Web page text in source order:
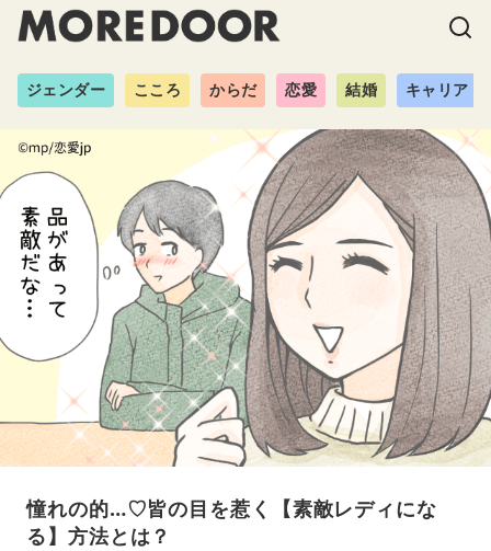
ジェンダー こころ からだ 恋愛 結婚 キャリア
憧れの的…♡皆の目を惹く【素敵レディにな
る】方法とは？